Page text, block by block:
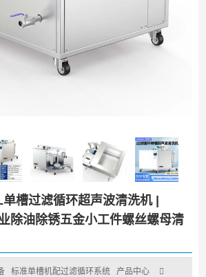
槽过滤循环超声波清洗机 |
除油除锈五金小工件螺丝螺母清
标准单槽机配过滤循环系统 产品中心